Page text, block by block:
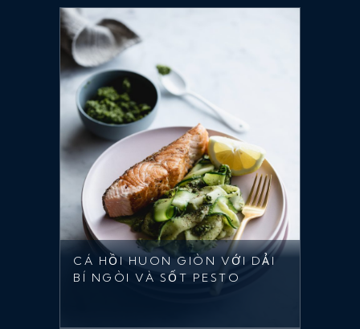
CÁ HỒI HUON GIÒN VỚI DẢI
BÍ NGÒI VÀ SỐT PESTO